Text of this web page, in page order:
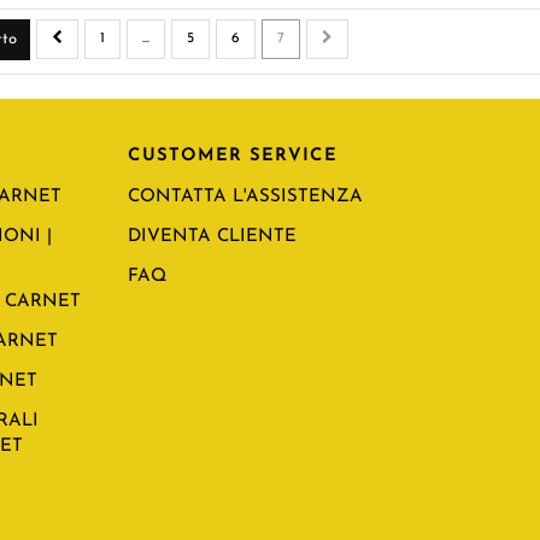
1 ... 5 6 7
|
CUSTOMER SERVICE
CONTATTA L'ASSISTENZA
DIVENTA CLIENTE
FAQ